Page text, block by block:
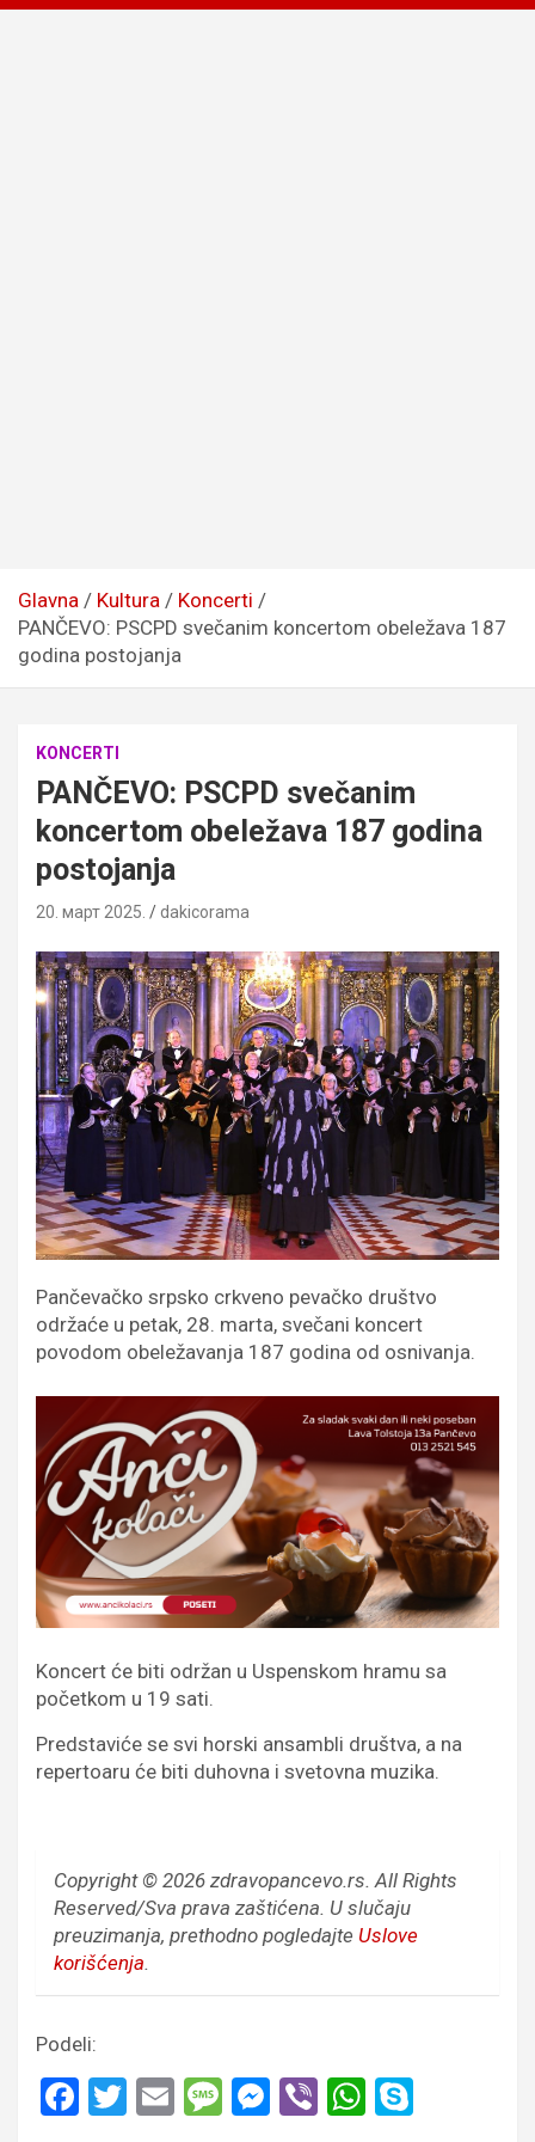
Glavna Kultura
Koncerti
PANČEVO: PSCPD svečanim koncertom obeležava 187
godina postojanja
KONCERTI
PANČEVO: PSCPD svečanim
koncertom obeležava 187 godina
postojanja
20. март 2025. dakicorama
Pančevačko srpsko crkveno pevačko društvo
održaće u petak, 28. marta, svečani koncert
povodom obeležavanja 187 godina od osnivanja.
Koncert će biti održan u Uspenskom hramu sa
početkom u 19 sati.
Predstaviće se svi horski ansambli društva, a na
repertoaru će biti duhovna i svetovna muzika.
Copyright © 2026 zdravopancevo.rs. All Rights
Reserved/Sva prava zaštićena. U slučaju
preuzimanja, prethodno pogledajte Uslove
korišćenja.
Podeli:
F
T
E
M
M
Vi
W